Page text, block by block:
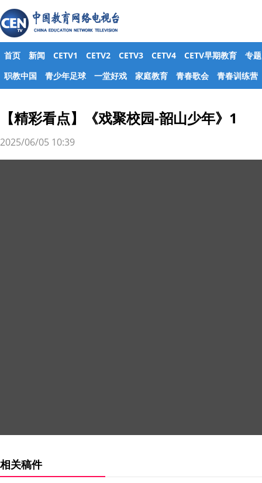
首页 新闻 CETV1 CETV2 CETV3 CETV4 CETV早期教育
专题
职教中国
青少年足球 一堂好戏 家庭教育 青春歌会 青春训练营
【精彩看点】《戏聚校园-韶山少年》1
2025/06/05 10:39
相关稿件